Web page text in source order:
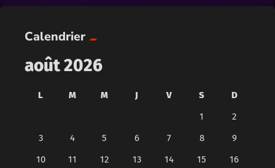
Calendrier
août 2026
L M M J V S
D
1
2
3
4 5 6 7 8
9
10
11 12 13 14 15
16